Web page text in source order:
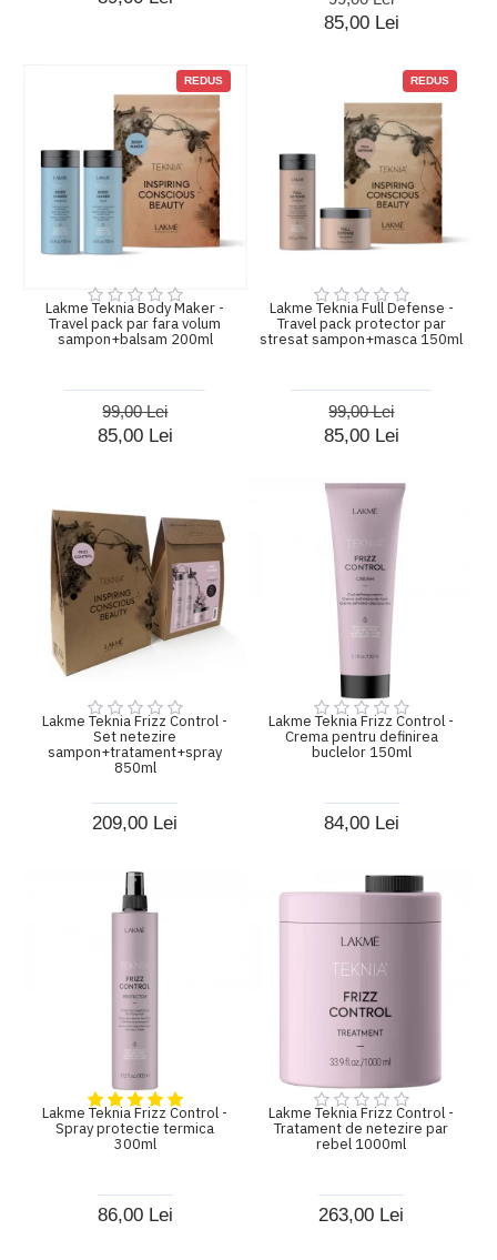
85,00 Lei
REDUS
Lakme Teknia Body Maker -
Travel pack par fara volum
sampon+balsam 200ml
85,00 Lei
99,00 Lei
REDUS
Lakme Teknia Full Defense -
Travel pack protector par
stresat sampon+masca 150ml
85,00 Lei
99,00 Lei
Lakme Teknia Frizz Control -
Set netezire
sampon+tratament+spray
850ml
209,00 Lei
Lakme Teknia Frizz Control -
Crema pentru definirea
buclelor 150ml
84,00 Lei
Lakme Teknia Frizz Control -
Spray protectie termica
300ml
86,00 Lei
Lakme Teknia Frizz Control -
Tratament de netezire par
rebel 1000ml
263,00 Lei